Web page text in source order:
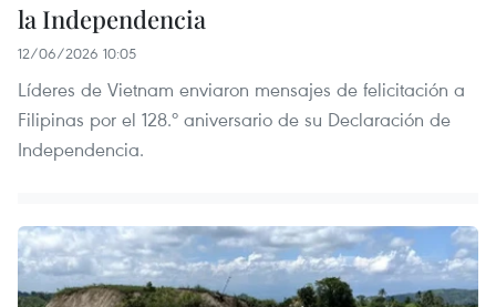
la Independencia
12/06/2026 10:05
Líderes de Vietnam enviaron mensajes de felicitación a
Filipinas por el 128.º aniversario de su Declaración de
Independencia.